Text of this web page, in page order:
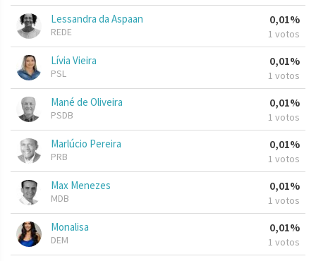
Lessandra da Aspaan
REDE
0,01%
1 votos
Lívia Vieira
PSL
0,01%
1 votos
Mané de Oliveira
PSDB
0,01%
1 votos
Marlúcio Pereira
PRB
0,01%
1 votos
Max Menezes
MDB
0,01%
1 votos
Monalisa
DEM
0,01%
1 votos